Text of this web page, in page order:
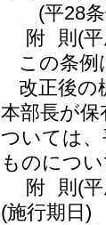
(平28
附 則 (
この条例
改正後の
本部長が
ついては
ものにつ
附 則 (
(施行期日)